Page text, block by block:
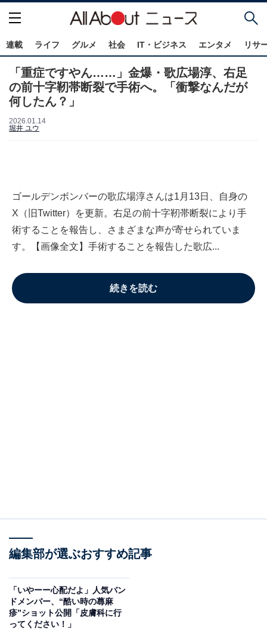
連載 ライフ グルメ 社会 IT・ビジネス エンタメ リサ
「重症ですやん……」金爆・歌広場淳、右足
の前十字靭帯断裂で手術へ。「衝撃なんだが
何したん？」
2026.01.14
堀井 ユウ
ゴールデンボンバーの歌広場淳さんは1月13日、自身の
X（旧Twitter）を更新。右足の前十字靭帯断裂により手
術することを報告し、さまざまな声が寄せられていま
す。【画像全文】手術することを報告した歌広...
続きを読む
編集部が選ぶおすすめ記事
「いやーー心配だよ」人気バン
ドメンバー、“酷い時の蕁麻
疹”ショット公開「皮膚科に行
ってください！」